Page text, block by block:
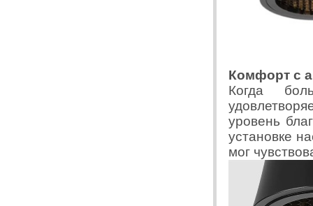
Комфорт с
Когда
уровень
установке
мог